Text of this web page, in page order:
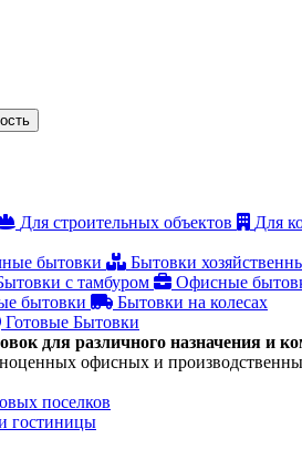
Для строительных объектов
Для
бытовки Бытовки
с тамбуром
Офисные
бытовки
Бытовки на колесах
Готовые Бытовки
для различного назначения и
офисных и
поселков
гостиницы